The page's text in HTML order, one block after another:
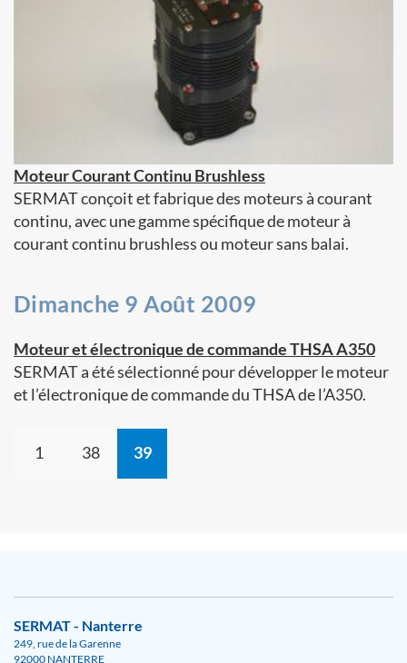
Moteur Courant Continu Brushless
SERMAT conçoit et fabrique des moteurs à courant
continu, avec une gamme spécifique de moteur à
courant continu brushless ou moteur sans balai.
Dimanche 9 Août 2009
Moteur et électronique de commande THSA A350
SERMAT a été sélectionné pour développer le moteur
et l’électronique de commande du THSA de l’A350.
1 38 39
SERMAT - Nanterre
249, rue de la Garenne
92000 NANTERRE